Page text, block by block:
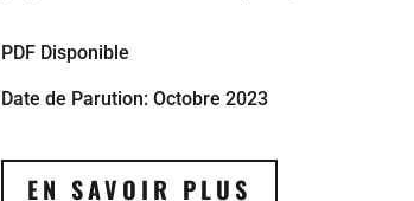
PDF Disponible
Date de Parution: Octobre 2023
EN SAVOIR PLUS